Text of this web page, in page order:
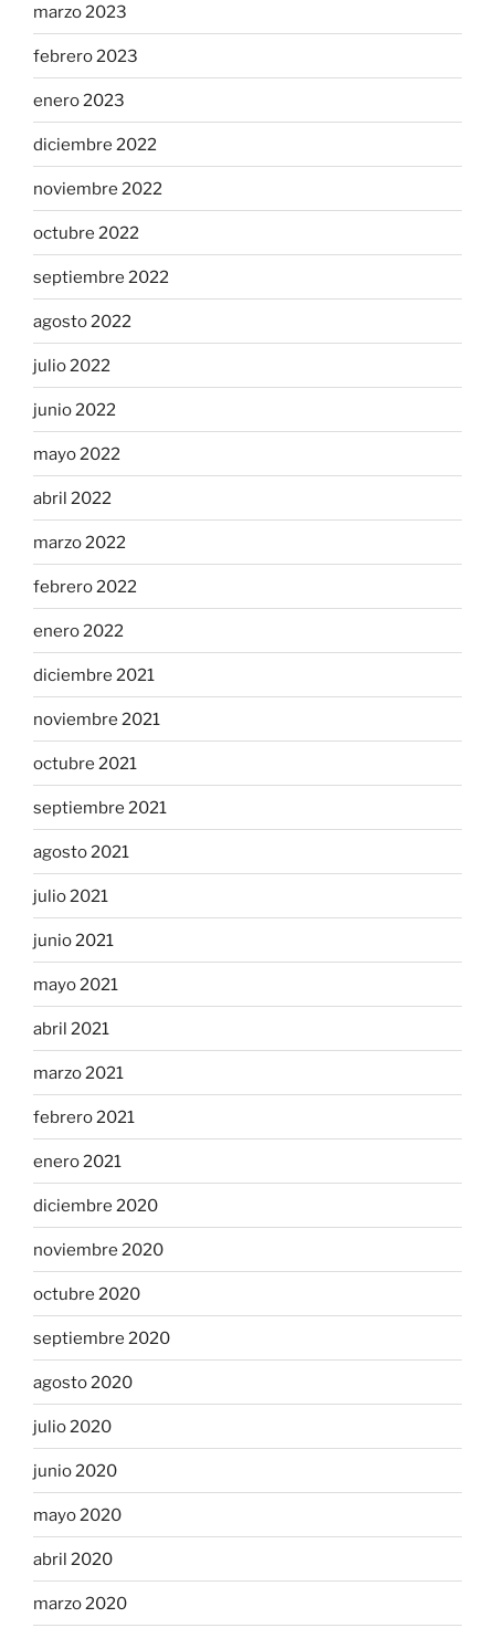
marzo 2023
febrero 2023
enero 2023
diciembre 2022
noviembre 2022
octubre 2022
septiembre 2022
agosto 2022
julio 2022
junio 2022
mayo 2022
abril 2022
marzo 2022
febrero 2022
enero 2022
diciembre 2021
noviembre 2021
octubre 2021
septiembre 2021
agosto 2021
julio 2021
junio 2021
mayo 2021
abril 2021
marzo 2021
febrero 2021
enero 2021
diciembre 2020
noviembre 2020
octubre 2020
septiembre 2020
agosto 2020
julio 2020
junio 2020
mayo 2020
abril 2020
marzo 2020